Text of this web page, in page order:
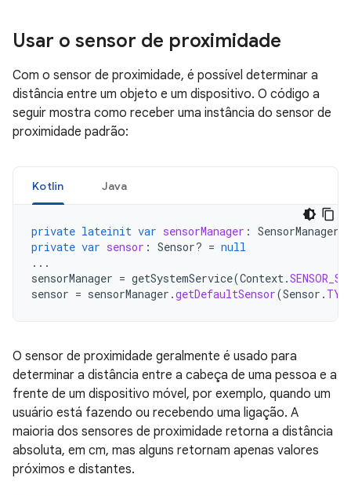
Usar o sensor de proximidade
Com o sensor de proximidade, é possível determinar a
distância entre um objeto e um dispositivo. O código a
seguir mostra como receber uma instância do sensor de
proximidade padrão:
Kotlin Java
private lateinit var sensorManager : SensorManager
private var sensor : Sensor? = null
...
sensorManager = getSystemService(Context.
sensor = sensorManager .getDefaultSensor(Sensor .
O sensor de proximidade geralmente é usado para
determinar a distância entre a cabeça de uma pessoa e a
frente de um dispositivo móvel, por exemplo, quando um
usuário está fazendo ou recebendo uma ligação. A
maioria dos sensores de proximidade retorna a distância
absoluta, em cm, mas alguns retornam apenas valores
próximos e distantes.